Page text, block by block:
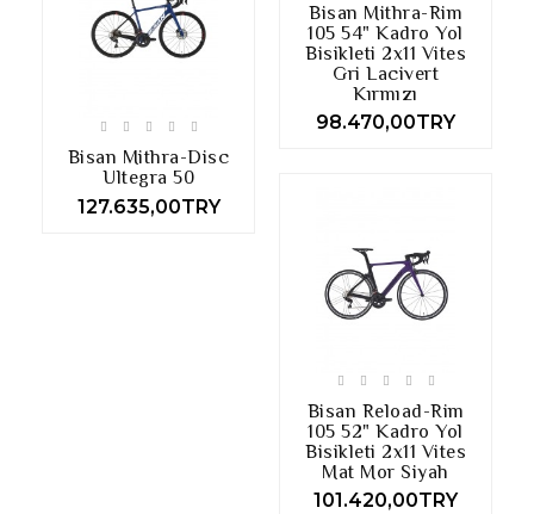
Bisan Mithra-Disc
Ultegra 50
127.635,00TRY
Bisan Mithra-Rim
105 54" Kadro Yol
Bisikleti 2x11 Vites
Gri Lacivert
Kırmızı
98.470,00TRY
Bisan Reload-Rim
105 52" Kadro Yol
Bisikleti 2x11 Vites
Mat Mor Siyah
101.420,00TRY